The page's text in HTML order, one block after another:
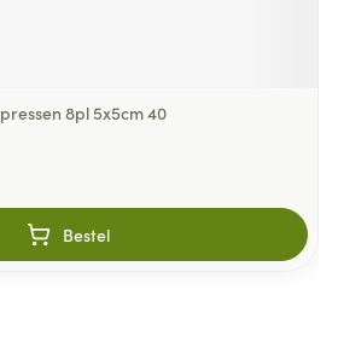
8pl 5x5cm 40
Bestel